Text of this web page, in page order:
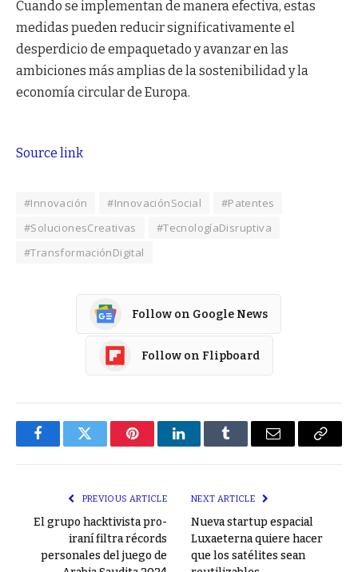
Cuando se implementan de manera efectiva, estas
medidas pueden reducir significativamente el
desperdicio de empaquetado y avanzar en las
ambiciones más amplias de la sostenibilidad y la
economía circular de Europa.
Source link
#Innovación #InnovaciónSocial
#Patentes
#SolucionesCreativas
#TecnologíaDisruptiva
#TransformaciónDigital
Follow on Google News
Follow on Flipboard
FacebookTwitter PinterestLinkedInTumblr Email
Copy
PREVIOUS ARTICLE
El grupo hacktivista pro-
iraní filtra récords
personales del juego de
NEXT ARTICLE
Nueva startup espacial
Luxaeterna quiere hacer
que los satélites sean